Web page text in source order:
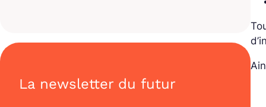
La newsletter du futur